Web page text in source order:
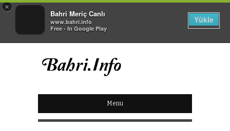
×
Bahri Meriç Canlı
www.bahri.info
Free - In Google Play
Yükle
BAHRI MERIÇ CANLI
KIŞISEL WEB SITESI
Menu